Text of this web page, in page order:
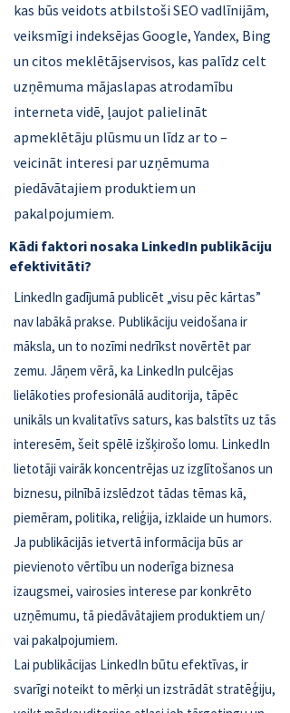
kas būs veidots atbilstoši SEO vadlīnijām,
veiksmīgi indeksējas Google, Yandex, Bing
un citos meklētājservisos, kas palīdz celt
uzņēmuma mājaslapas atrodamību
interneta vidē, ļaujot palielināt
apmeklētāju plūsmu un līdz ar to –
veicināt interesi par uzņēmuma
piedāvātajiem produktiem un
pakalpojumiem.
Kādi faktori nosaka LinkedIn publikāciju
efektivitāti?
LinkedIn gadījumā publicēt „visu pēc kārtas”
nav labākā prakse. Publikāciju veidošana ir
māksla, un to nozīmi nedrīkst novērtēt par
zemu. Jāņem vērā, ka LinkedIn pulcējas
lielākoties profesionālā auditorija, tāpēc
unikāls un kvalitatīvs saturs, kas balstīts uz tās
interesēm, šeit spēlē izšķirošo lomu. LinkedIn
lietotāji vairāk koncentrējas uz izglītošanos un
biznesu, pilnībā izslēdzot tādas tēmas kā,
piemēram, politika, reliģija, izklaide un humors.
Ja publikācijās ietvertā informācija būs ar
pievienoto vērtību un noderīga biznesa
izaugsmei, vairosies interese par konkrēto
uzņēmumu, tā piedāvātajiem produktiem un/
vai pakalpojumiem.
Lai publikācijas LinkedIn būtu efektīvas, ir
svarīgi noteikt to mērķi un izstrādāt stratēģiju,